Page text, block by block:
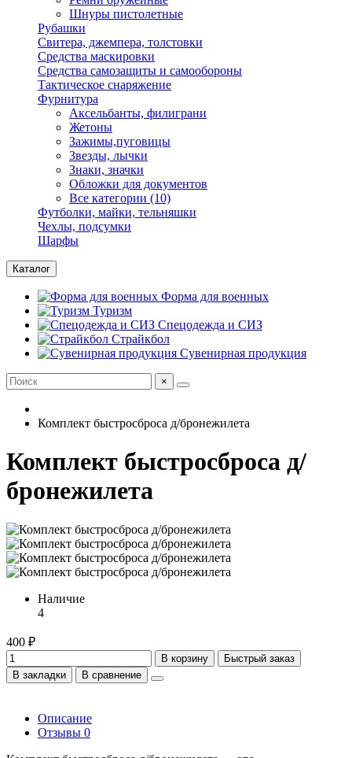
Шнуры пистолетные
Рубашки
Свитера, джемпера, толстовки
Средства маскировки
Средства самозащиты и самообороны
Тактическое снаряжение
Фурнитура
Аксельбанты, филиграни
Жетоны
Зажимы,пуговицы
Звезды, лычки
Знаки, значки
Обложки для документов
Все категории (10)
Футболки, майки, тельняшки
Чехлы, подсумки
Шарфы
Каталог
Форма для военных
Туризм
Спецодежда и СИЗ
Страйкбол
Сувенирная продукция
×
Комплект быстросброса д/бронежилета
Комплект быстросброса д/
бронежилета
Наличие
4
400 ₽
В корзину
Быстрый заказ
В закладки
В сравнение
Описание
Отзывы 0